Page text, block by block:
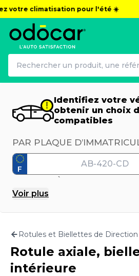
climatisation pour l'été ☀️
Identifiez votre
obtenir un choix
compatibles
PAR PLAQUE
F
Motorisation
PAR CARTE GRISE OU VIN
Voir plus
Rotules et Biellettes de Direction
Rotule axiale,
intérieure